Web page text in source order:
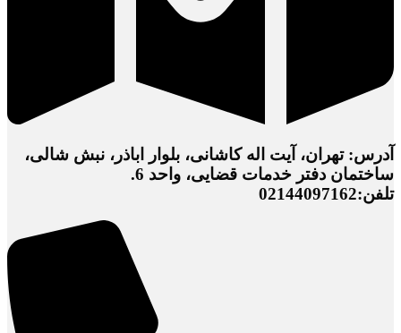
آدرس: تهران، آیت اله کاشانی، بلوار اباذر، نبش شالی،
ساختمان دفتر خدمات قضایی، واحد 6.
تلفن:02144097162